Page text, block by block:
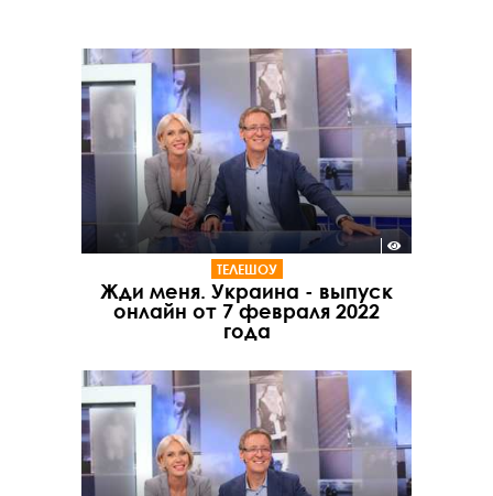
ТЕЛЕШОУ
Жди меня. Украина - выпуск
онлайн от 7 февраля 2022
года